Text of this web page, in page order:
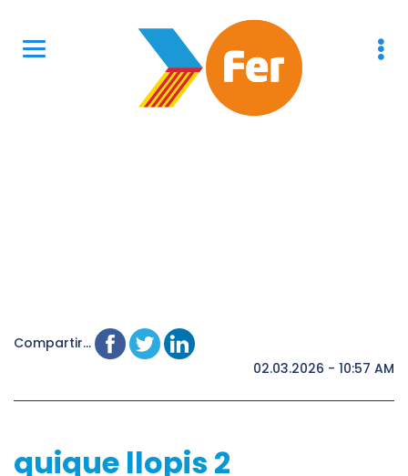
Compartir...
02.03.2026 - 10:57 AM
quique llopis 2